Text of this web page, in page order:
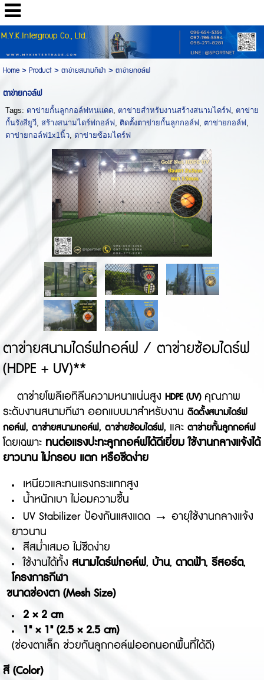
M.Y.K.Intergroup Co., Ltd.
Home>Product>ตาข่ายสนามกีฬา >ตาข่ายกอล์ฟ
ตาข่ายกอล์ฟ
Tags: ตาข่ายกั้นลูกกอล์ฟทนแดด, ตาข่ายสำหรับงานสร้างสนามไดร์ฟ, ตาข่าย
กั้นรังสียูวี, สร้างสนามไดร์ฟกอล์ฟ, ติดตั้งตาข่ายกั้นลูกกอล์ฟ, ตาข่ายกอล์ฟ,
ตาข่ายกอล์ฟ1x1นิ้ว, ตาข่ายซ้อมไดร์ฟ
ตาข่ายสนามไดร์ฟกอล์ฟ / ตาข่ายซ้อมไดร์ฟ
(HDPE + UV)**
ตาข่ายโพลีเอทิลีนความหนาแน่นสูง HDPE (UV)คุณภาพ
ระดับงานสนามกีฬา ออกแบบมาสำหรับงาน ติดตั้งสนามไดร์ฟ
กอล์ฟ, ตาข่ายสนามกอล์ฟ, ตาข่ายซ้อมไดร์ฟ, และ ตาข่ายกั้นลูกกอล์ฟ
โดยเฉพาะ ทนต่อแรงปะทะลูกกอล์ฟได้ดีเยี่ยม ใช้งานกลางแจ้งได้
ยาวนาน ไม่กรอบ แตก หรือซีดง่าย
เหนียวและทนแรงกระแทกสูง
น้ำหนักเบา ไม่อมความชื้น
UV Stabilizer ป้องกันแสงแดด → อายุใช้งานกลางแจ้ง
ยาวนาน
สีสม่ำเสมอ ไม่ซีดง่าย
ใช้งานได้ทั้ง สนามไดร์ฟกอล์ฟ, บ้าน, ดาดฟ้า, รีสอร์ต,
โครงการกีฬา
ขนาดช่องตา (Mesh Size)
2 × 2 cm
1" × 1" (2.5 × 2.5 cm)
(ช่องตาเล็ก ช่วยกันลูกกอล์ฟออกนอกพื้นที่ได้ดี)
สี (Color)